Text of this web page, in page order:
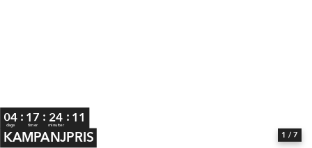
04
dage
: 17
timer
: 24
minutter
: 11
KAMPANJPRIS 1 / 7